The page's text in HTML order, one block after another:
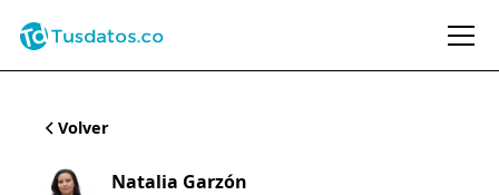
Volver
Natalia Garzón